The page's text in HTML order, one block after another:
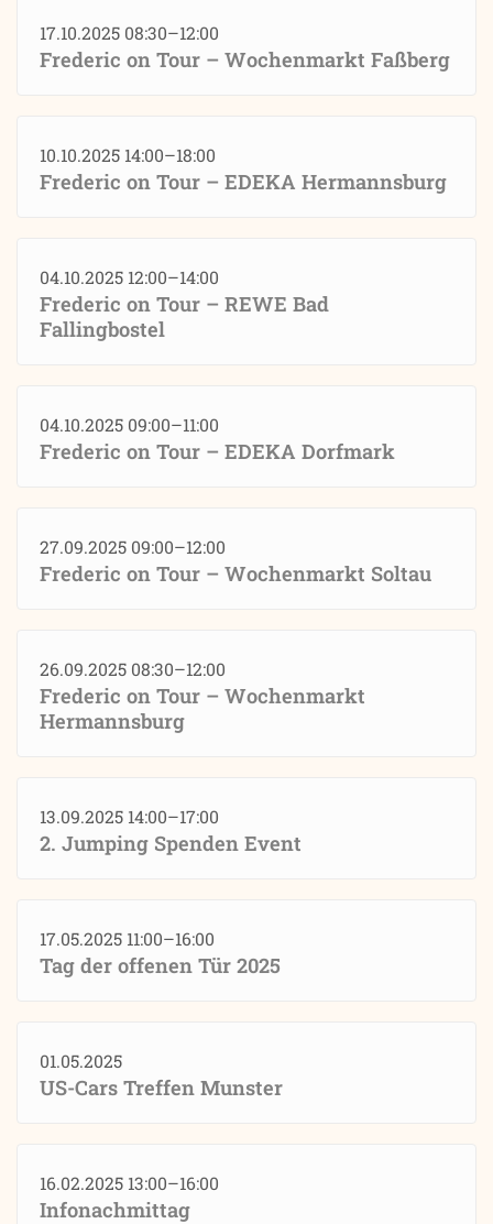
17.10.2025 08:30–12:00
Frederic on Tour – Wochenmarkt Faßberg
10.10.2025 14:00–18:00
Frederic on Tour – EDEKA Hermannsburg
04.10.2025 12:00–14:00
Frederic on Tour – REWE Bad
Fallingbostel
04.10.2025 09:00–11:00
Frederic on Tour – EDEKA Dorfmark
27.09.2025 09:00–12:00
Frederic on Tour – Wochenmarkt Soltau
26.09.2025 08:30–12:00
Frederic on Tour – Wochenmarkt
Hermannsburg
13.09.2025 14:00–17:00
2. Jumping Spenden Event
17.05.2025 11:00–16:00
Tag der offenen Tür 2025
01.05.2025
US-Cars Treffen Munster
16.02.2025 13:00–16:00
Infonachmittag